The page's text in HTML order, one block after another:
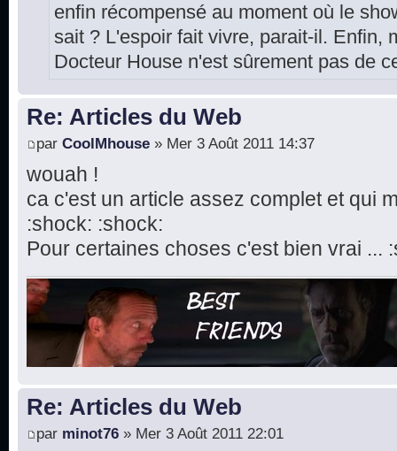
enfin récompensé au moment où le
sait ? L'espoir fait vivre, parait-il. Enfin,
Docteur House n'est sûrement pas de
Re: Articles du Web
par CoolMhouse » Mer 3 Août 2011 14:37
wouah !
ca c'est un article assez complet et qui
:shock: :shock:
Pour certaines choses c'est bien vrai ...
Re: Articles du Web
par minot76 » Mer 3 Août 2011 22:01